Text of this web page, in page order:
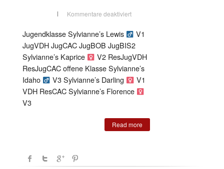
Kommentare deaktiviertfür
Münster,
Hr
G.
Pöllinger-
Sorré
/
AT
Jugendklasse Sylvianne’s Lewis
V1
JugVDH JugCAC JugBOB JugBIS2
Sylvianne’s Kaprice
V2 ResJugVDH
ResJugCAC offene Klasse Sylvianne’s
Idaho
V3 Sylvianne’s Darling
V1
VDH ResCAC Sylvianne’s Florence
V3
Read more